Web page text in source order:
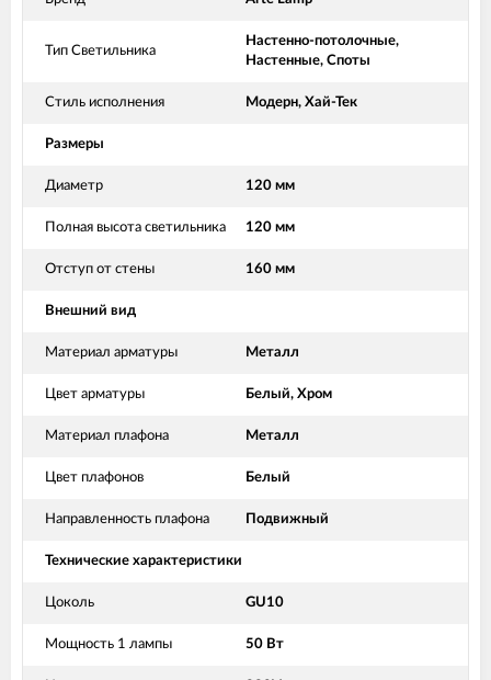
Тип Светильника
Настенно-потолочные,
Настенные, Споты
Стиль исполнения Модерн, Хай-Тек
Размеры
Диаметр 120 мм
Полная высота светильника 120 мм
Отступ от стены 160 мм
Внешний вид
Материал арматуры Металл
Цвет арматуры Белый, Хром
Материал плафона Металл
Цвет плафонов Белый
Направленность плафона Подвижный
Технические характеристики
Цоколь GU10
Мощность 1 лампы 50 Вт